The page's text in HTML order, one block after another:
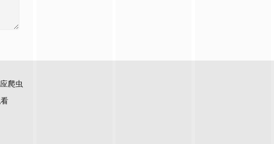
爬虫